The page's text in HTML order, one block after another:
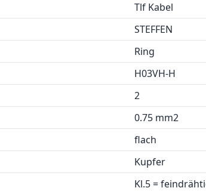
Tlf Kabel
STEFFEN
Ring
H03VH-H
2
0.75 mm2
flach
Kupfer
Kl.5 =